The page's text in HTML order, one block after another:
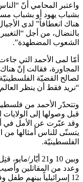
واعتبر المحامي أنّ
بشباب يهود أو بشباب
هناك انعطافاً” لدى
بالنضال، من أجل
الشعوب المضطهدة”.
أمّا لمى الأحمد التي
المجاورة، فقالت إنّ هناك
“نريد فقط أن ينظر العالم
وتتحدّر الأحمد من
وقد عبّرت عن الأمل في
يتسنّى للناس أمثالها من
الفلسطينيّة.
12 إسرائيلياً بينهم طفل وفتاة وجندي.